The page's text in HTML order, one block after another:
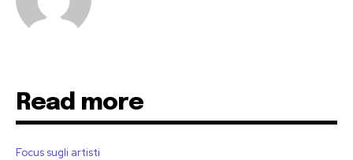
Read more
Focus sugli artisti